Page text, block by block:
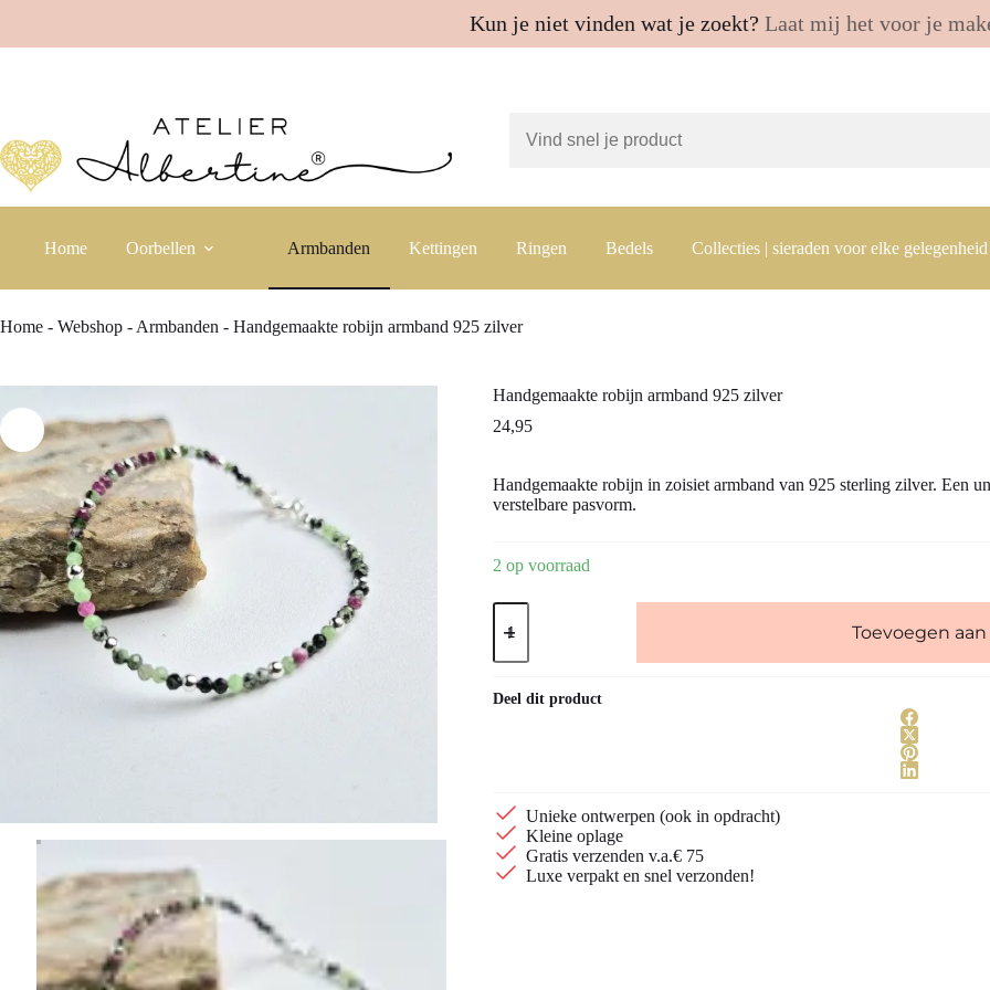
Kun je niet vinden wat je zoekt? Laat mij het voor je
inhoud
Home Oorbellen Armbanden Kettingen Ringen Bedels Collecties | sieraden voor elke gelegenheid
Home - Webshop - Armbanden - Handgemaakte robijn armband 925 zilver
Handgemaakte robijn armband 925 zilver
24,95
Handgemaakte robijn in zoisiet armband van 925 sterling zilver. Een
verstelbare pasvorm.
2 op voorraad
Handgemaakte
robijn
925
aantal
Toevoegen
Deel dit product
Unieke ontwerpen (ook in opdracht)
Kleine oplage
Gratis verzenden v.a.€ 75
Luxe verpakt en snel verzonden!